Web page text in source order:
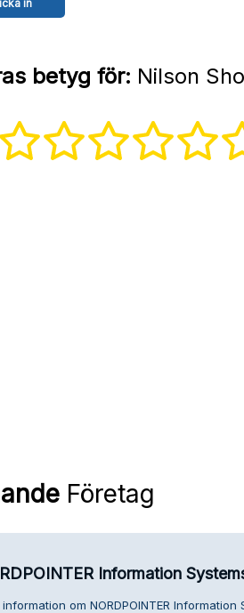
betyg för: Nilson
Företag
Information
om NORDPOINTER Information